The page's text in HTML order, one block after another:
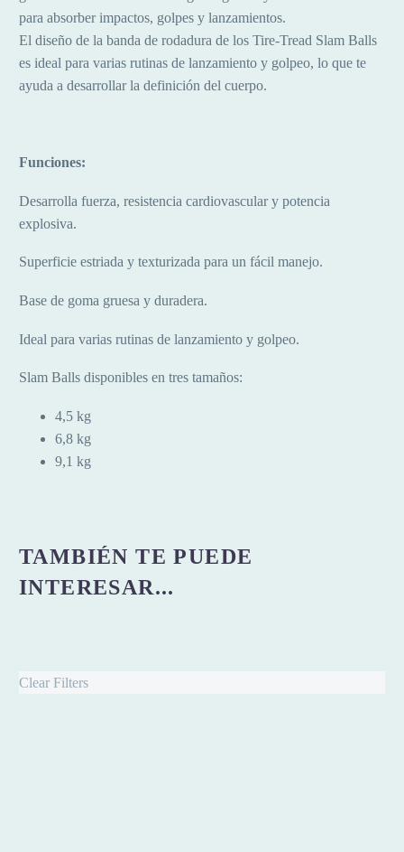
para absorber impactos, golpes y lanzamientos.
El diseño de la banda de rodadura de los Tire-Tread Slam Balls
es ideal para varias rutinas de lanzamiento y golpeo, lo que te
ayuda a desarrollar la definición del cuerpo.
Funciones:
Desarrolla fuerza, resistencia cardiovascular y potencia
explosiva.
Superficie estriada y texturizada para un fácil manejo.
Base de goma gruesa y duradera.
Ideal para varias rutinas de lanzamiento y golpeo.
Slam Balls disponibles en tres tamaños:
4,5 kg
6,8 kg
9,1 kg
TAMBIÉN TE PUEDE
INTERESAR...
Clear Filters